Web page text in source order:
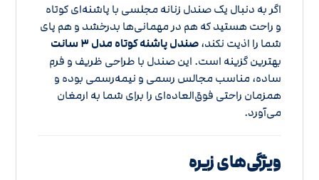
اگر به دنبال یک صندل زنانه مجلسی با پاشنه‌ای کوتاه
و راحت هستید که هم در مهمانی‌ها بدرخشد و هم پای
شما را اذیت نکند،صندل پاشنه کوتاه مدل ۳ سانت
بهترین گزینه است. این صندل با طراحی ظریف و فرم
ساده، مناسب مجالس رسمی و نیمه‌رسمی بوده و
همزمان راحتی فوق‌العاده‌ای را برای شما به ارمغان
می‌آورد.
ویژگی‌های زیره